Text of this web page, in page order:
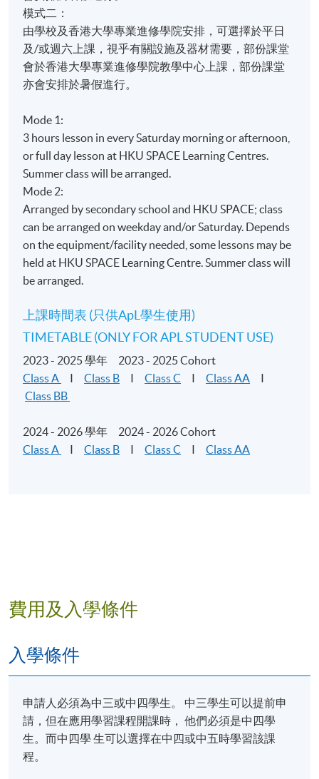
software
漫畫製作流程 Comic production process
創意插圖設計簡介 Introduction to creative
illustration design
於數碼社交媒體平台上出版內容 Content Publication
on Digital Social Media Platform
出版業簡介 Introduction to the publishing industry
特許權使用費計算 Royalty fee calculation
創意產業及社交媒體的最新發展趨勢 Latest
development trend of social media for the creative
applications for comic publication
學習成效 LEARNING OUTCOMES
完成課程後，學生應能夠：
描述漫畫行業各種職位的功能；
在故事創作過程中，以創新的方式表達意念，從而
提升相關範疇之升學及就業發展所需的自我認知。
able to
describe the functions of various job positions in
the comic industry;
demonstrate creative thinking and storytelling
模式二：
由學校及香港大學專業進修學院安排，可選擇於平日
及/或週六上課，視乎有關設施及器材需要，部份課堂
會於香港大學專業進修學院教學中心上課，部份課堂
亦會安排於暑假進行。
Mode 1:
3 hours lesson in every Saturday morning or afternoon,
or full day lesson at HKU SPACE Learning Centres.
Summer class will be arranged.
Mode 2:
Arranged by secondary school and HKU SPACE; class
can be arranged on weekday and/or Saturday. Depends
on the equipment/facility needed, some lessons may be
held at HKU SPACE Learning Centre. Summer class will
be arranged.
上課時間表 (只供ApL學生使用)
TIMETABLE (ONLY FOR APL STUDENT USE)
2023 - 2025 學年 2023 - 2025 Cohort
Class A
IClass B IClass C IClass AA
Class BB
2024 - 2026 學年 2024 - 2026 Cohort
Class A
IClass B IClass C IClass AA
費用及入學條件
入學條件
申請人必須為中三或中四學生。 中三學生可以提前申
請，但在應用學習課程開課時， 他們必須是中四學
生。而中四學 生可以選擇在中四或中五時學習該課
程。